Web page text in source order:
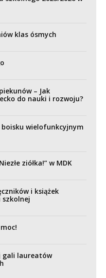
klas ósmych
– Jak
do nauki i rozwoju?
wielofunkcyjnym
ziółka!” w MDK
i książek
gali laureatów